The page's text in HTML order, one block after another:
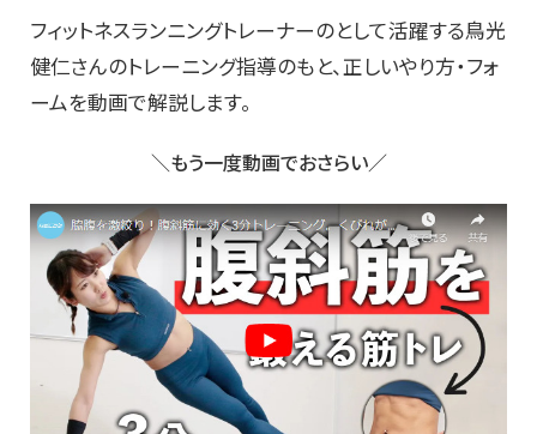
フィットネスランニングトレーナーのとして活躍する鳥光
健仁さんのトレーニング指導のもと、正しいやり方・フォ
ームを動画で解説します。
＼もう一度動画でおさらい／